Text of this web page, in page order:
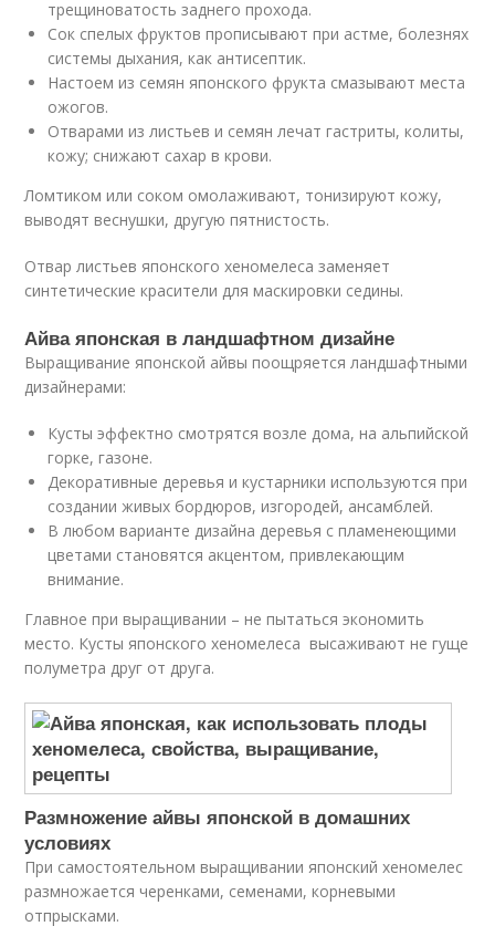
трещиноватость заднего прохода.
Сок спелых фруктов прописывают при астме, болезнях
системы дыхания, как антисептик.
Настоем из семян японского фрукта смазывают места
ожогов.
Отварами из листьев и семян лечат гастриты, колиты,
кожу; снижают сахар в крови.
Ломтиком или соком омолаживают, тонизируют кожу,
выводят веснушки, другую пятнистость.
Отвар листьев японского хеномелеса заменяет
синтетические красители для маскировки седины.
Айва японская в ландшафтном дизайне
Выращивание японской айвы поощряется ландшафтными
дизайнерами:
Кусты эффектно смотрятся возле дома, на альпийской
горке, газоне.
Декоративные деревья и кустарники используются при
создании живых бордюров, изгородей, ансамблей.
В любом варианте дизайна деревья с пламенеющими
цветами становятся акцентом, привлекающим
внимание.
Главное при выращивании – не пытаться экономить
место. Кусты японского хеномелеса высаживают не гуще
полуметра друг от друга.
Размножение айвы японской в домашних
условиях
При самостоятельном выращивании японский хеномелес
размножается черенками, семенами, корневыми
отпрысками.